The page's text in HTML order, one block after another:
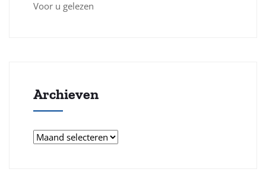
Voor u gelezen
Archieven
Archieven